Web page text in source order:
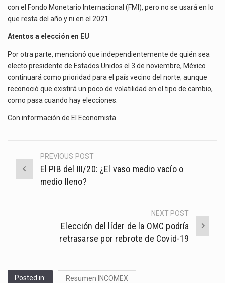
con el Fondo Monetario Internacional (FMI), pero no se usará en lo
que resta del año y ni en el 2021.
Atentos a elección en EU
Por otra parte, mencionó que independientemente de quién sea
electo presidente de Estados Unidos el 3 de noviembre, México
continuará como prioridad para el país vecino del norte; aunque
reconoció que existirá un poco de volatilidad en el tipo de cambio,
como pasa cuando hay elecciones.
Con información de El Economista.
Post
navigation
PREVIOUS POST
El PIB del III/20: ¿El vaso medio vacío o
medio lleno?
NEXT POST
Elección del líder de la OMC podría
retrasarse por rebrote de Covid-19
Posted in: Resumen INCOMEX